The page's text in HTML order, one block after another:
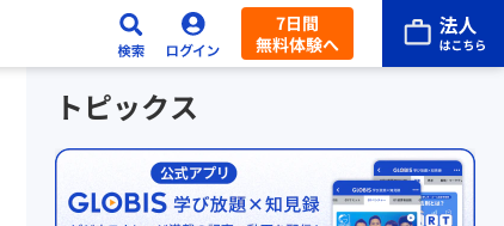
7日間
無料体験へ
トピックス